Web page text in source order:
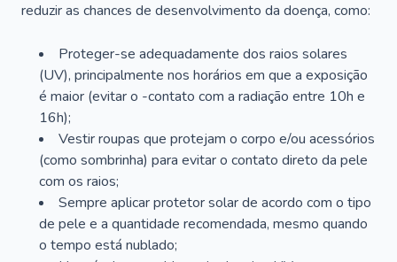
reduzir as chances de desenvolvimento da doença, como:
Proteger-se adequadamente dos raios solares
(UV), principalmente nos horários em que a exposição
é maior (evitar o -contato com a radiação entre 10h e
16h);
Vestir roupas que protejam o corpo e/ou acessórios
(como sombrinha) para evitar o contato direto da pele
com os raios;
Sempre aplicar protetor solar de acordo com o tipo
de pele e a quantidade recomendada, mesmo quando
o tempo está nublado;